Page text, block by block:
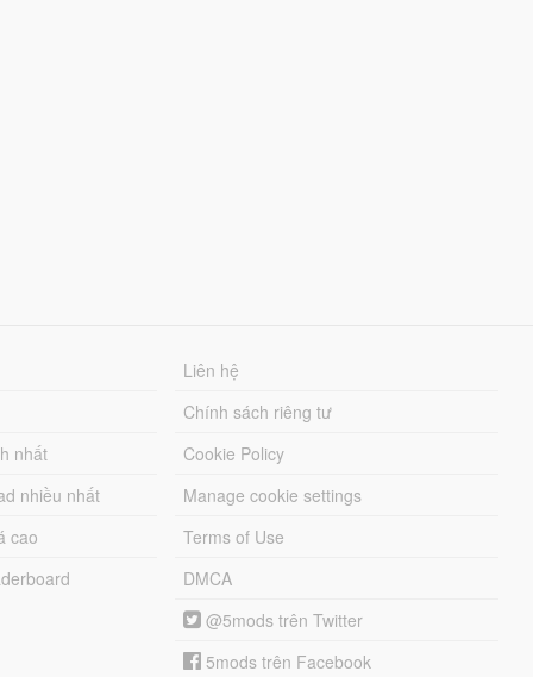
nhất
nhiều nhất
cao
Liên hệ
Chính sách riêng tư
Cookie Policy
Manage cookie settings
Terms of Use
DMCA
@5mods trên Twitter
5mods trên Facebook